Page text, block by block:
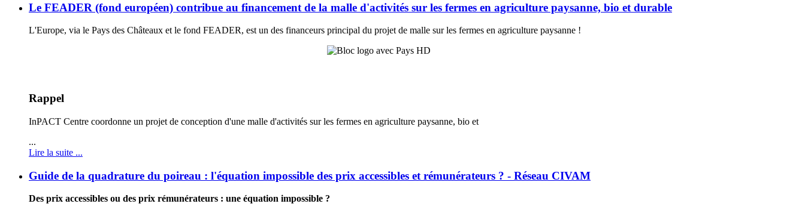
Le FEADER (fond européen) contribue au financement de la malle d'activités sur les fermes en agriculture paysanne, bio et durable
L'Europe, via le Pays des Châteaux et le fond FEADER, est un des financeurs principal du projet de malle sur les fermes en agriculture paysanne !
Rappel
InPACT Centre coordonne un projet de conception d'une malle d'activités sur les fermes en agriculture paysanne, bio et
...
Lire la suite ...
Guide de la quadrature du poireau : l'équation impossible des prix accessibles et rémunérateurs ? - Réseau CIVAM
Des prix accessibles ou des prix rémunérateurs : une équation impossible ?